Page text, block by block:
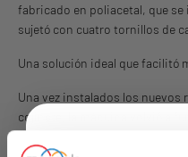
fabricado en poliacetal, que se
sujetó con cuatro tornillos de
Una solución ideal que facilitó
Una vez instalados los
cojinete, la máquina volvió a
tiempo.